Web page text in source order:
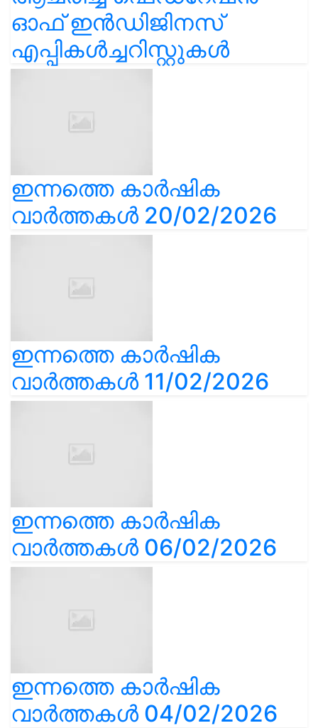
ഓഫ് ഇൻഡിജിനസ്
എപ്പികൾച്ചറിസ്റ്റുകൾ
ഇന്നത്തെ കാർഷിക
വാർത്തകൾ 20/02/2026
ഇന്നത്തെ കാർഷിക
വാർത്തകൾ 11/02/2026
ഇന്നത്തെ കാർഷിക
വാർത്തകൾ 06/02/2026
ഇന്നത്തെ കാർഷിക
വാർത്തകൾ 04/02/2026